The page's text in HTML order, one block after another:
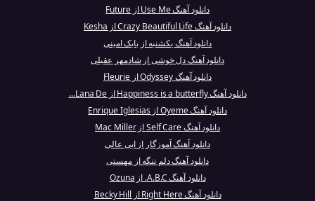
دانلود آهنگ Use Me از Future
دانلود آهنگ Crazy Beautiful Life از Kesha
دانلود آهنگ یکشنبه از بابک امینی
دانلود آهنگ دل خوشی از شادمهر عقیلی
دانلود آهنگ Odyssey از Fleurie
دانلود آهنگ Happiness is a butterfly از Lana De...
دانلود آهنگ Oyeme از Enrique Iglesias
دانلود آهنگ Self Care از Mac Miller
دانلود آهنگ آموزگار از ابی عالی
دانلود آهنگ دلم تنگه از مهستی
دانلود آهنگ A.B.C. از Ozuna
دانلود آهنگ Right Here از Becky Hill